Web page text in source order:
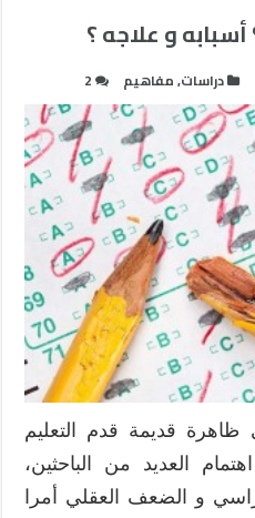
و علاجه ؟
دراسات,مفاهيم 2
ظاهرة قديمة قدم التعليم
العديد من الباحثين،
و الضعف العقلي أمرا